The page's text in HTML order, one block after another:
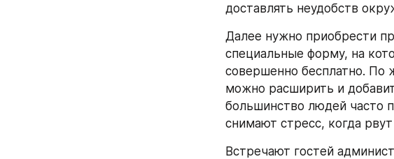
доставлять неудобств
Далее нужно приобрести
специальные форму, на
совершенно бесплатно. По
можно расширить и
большинство людей часто
снимают стресс, когда
Встречают гостей